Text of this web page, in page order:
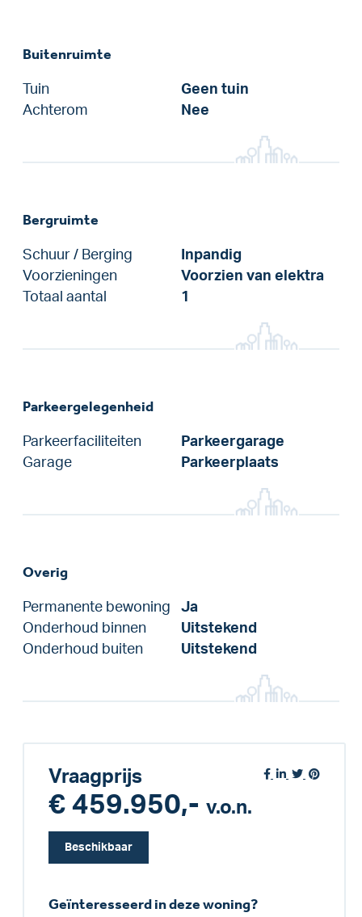
Buitenruimte
Tuin
Geen tuin
Achterom
Nee
Bergruimte
Schuur / Berging
Inpandig
Voorzieningen
Voorzien van elektra
Totaal aantal
1
Parkeergelegenheid
Parkeerfaciliteiten
Parkeergarage
Garage
Parkeerplaats
Overig
Permanente bewoning
Ja
Onderhoud binnen
Uitstekend
Onderhoud buiten
Uitstekend
Vraagprijs
€ 459.950,- v.o.n.
Beschikbaar
Geïnteresseerd in deze woning?